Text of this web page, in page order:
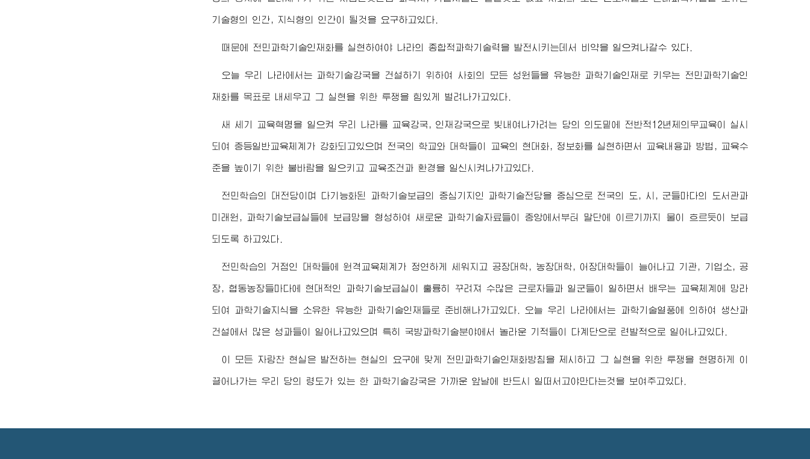
기술형의 인간, 지식형의 인간이 될것을 요구하고있다.
때문에 전민과학기술인재화를 실현하여야 나라의 종합적과학기술력을 발전시키는데서 비약을 일으켜나갈수 있다.
오늘 우리 나라에서는 과학기술강국을 건설하기 위하여 사회의 모든 성원들을 유능한 과학기술인재로 키우는 전민과학기술인
재화를 목표로 내세우고 그 실현을 위한 투쟁을 힘있게 벌려나가고있다.
새 세기 교육혁명을 일으켜 우리 나라를 교육강국, 인재강국으로 빛내여나가려는 당의 의도밑에 전반적12년제의무교육이 실시
되여 중등일반교육체계가 강화되고있으며 전국의 학교와 대학들이 교육의 현대화, 정보화를 실현하면서 교육내용과 방법, 교육수
준을 높이기 위한 불바람을 일으키고 교육조건과 환경을 일신시켜나가고있다.
전민학습의 대전당이며 다기능화된 과학기술보급의 중심기지인 과학기술전당을 중심으로 전국의 도, 시, 군들마다의 도서관과
미래원, 과학기술보급실들에 보급망을 형성하여 새로운 과학기술자료들이 중앙에서부터 말단에 이르기까지 물이 흐르듯이 보급
되도록 하고있다.
전민학습의 거점인 대학들에 원격교육체계가 정연하게 세워지고 공장대학, 농장대학, 어장대학들이 늘어나고 기관, 기업소, 공
장, 협동농장들마다에 현대적인 과학기술보급실이 훌륭히 꾸려져 수많은 근로자들과 일군들이 일하면서 배우는 교육체계에 망라
되여 과학기술지식을 소유한 유능한 과학기술인재들로 준비해나가고있다. 오늘 우리 나라에서는 과학기술열풍에 의하여 생산과
건설에서 많은 성과들이 일어나고있으며 특히 국방과학기술분야에서 놀라운 기적들이 다계단으로 련발적으로 일어나고있다.
이 모든 자랑찬 현실은 발전하는 현실의 요구에 맞게 전민과학기술인재화방침을 제시하고 그 실현을 위한 투쟁을 현명하게 이
끌어나가는 우리 당의 령도가 있는 한 과학기술강국은 가까운 앞날에 반드시 일떠서고야만다는것을 보여주고있다.